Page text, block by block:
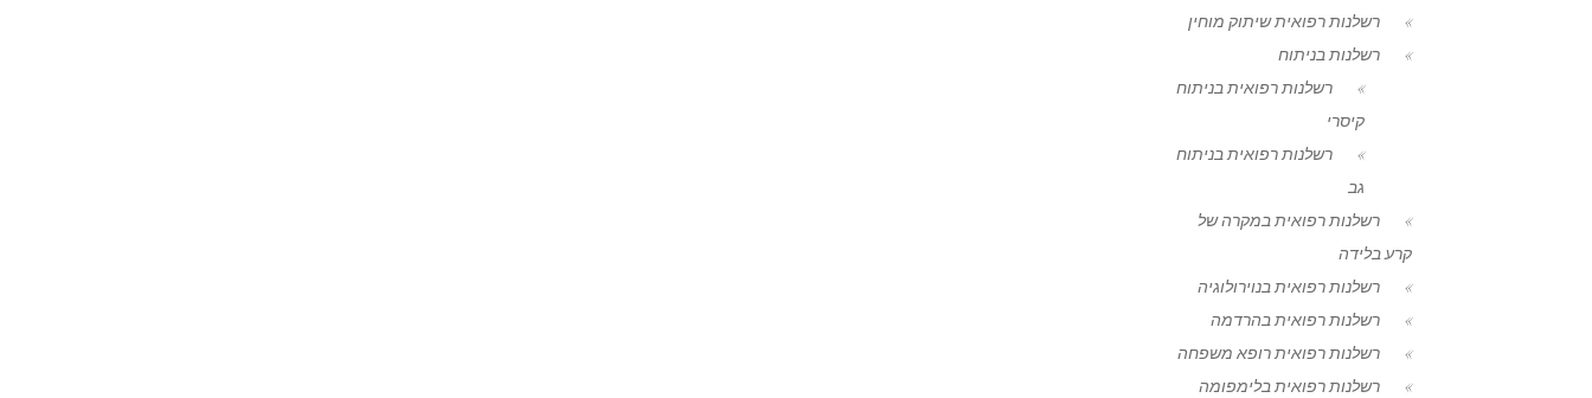
רשלנות רפואית שיתוק מוחין
רשלנות בניתוח
רשלנות רפואית בניתוח
קיסרי
רשלנות רפואית בניתוח
גב
רשלנות רפואית במקרה של
קרע בלידה
רשלנות רפואית בנוירולוגיה
רשלנות רפואית בהרדמה
רשלנות רפואית רופא משפחה
רשלנות רפואית בלימפומה